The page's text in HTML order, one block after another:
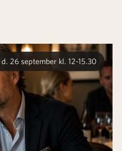
og ejer Giovanni Bertani,
d. 26 september kl. 12-15.30